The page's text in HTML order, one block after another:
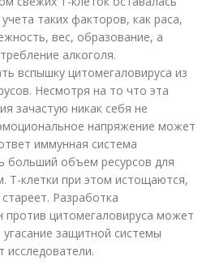
таких факторов, как раса,
вес, образование, а
алкоголя.
вспышку цитомегаловируса из
Несмотря на то что эта
зачастую никак себя не
напряжение может
иммунная система
больший объем ресурсов для
Т-клетки при этом истощаются,
Разработка
против цитомегаловируса может
защитной системы
исследователи.